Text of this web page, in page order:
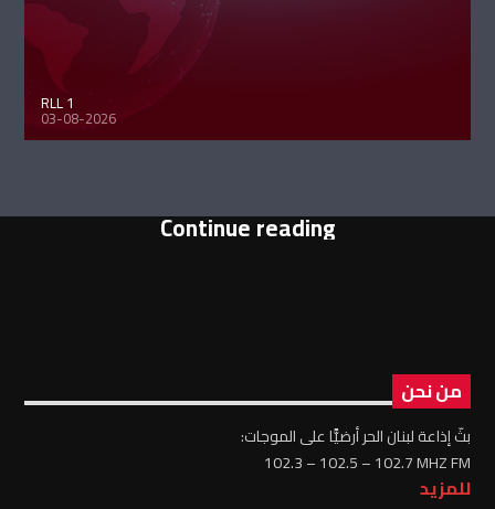
RLL 1
03-08-2026
Continue reading
من نحن
بثّ إذاعة لبنان الحر أرضيًّا على الموجات:
102.3 – 102.5 – 102.7 MHZ FM
للمزيد